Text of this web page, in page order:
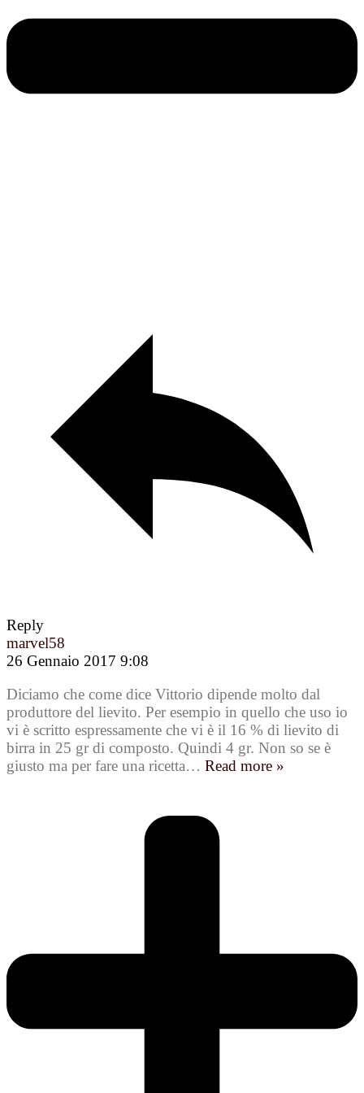
Reply
marvel58
26 Gennaio 2017 9:08
Diciamo che come dice Vittorio dipende molto dal
produttore del lievito. Per esempio in quello che uso io
vi è scritto espressamente che vi è il 16 % di lievito di
birra in 25 gr di composto. Quindi 4 gr. Non so se è
giusto ma per fare una ricetta… Read more »